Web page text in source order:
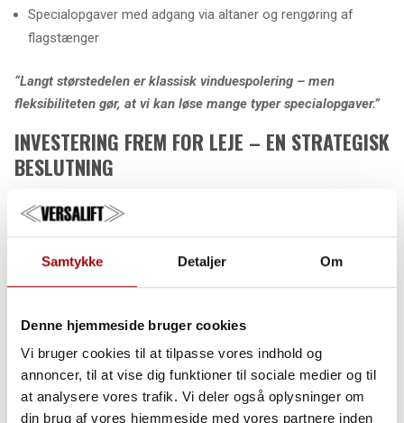
Samtykke Detaljer Om
Denne hjemmeside bruger cookies
Vi bruger cookies til at tilpasse vores indhold og
annoncer, til at vise dig funktioner til sociale medier og til
at analysere vores trafik. Vi deler også oplysninger om
din brug af vores hjemmeside med vores partnere inden
Specialopgaver med adgang via altaner og rengøring af
flagstænger
“Langt størstedelen er klassisk vinduespolering – men
fleksibiliteten gør, at vi kan løse mange typer specialopgaver.”
INVESTERING FREM FOR LEJE – EN STRATEGISK
BESLUTNING
at eje fremfor at leje.
“Vores lejeudgifter nåede et niveau, hvor det blev rentabelt at
investere selv – også selvom liften ikke er i brug hver dag.”
Denne strategi har siden vist sig at være en solid forretning, der
både skaber økonomisk værdi og øger virksomhedens
handlefrihed.
Liften anvendes desuden til opgaver for andre virksomheder,
som lejer liften af Rationel Vinduespolering – dog altid med